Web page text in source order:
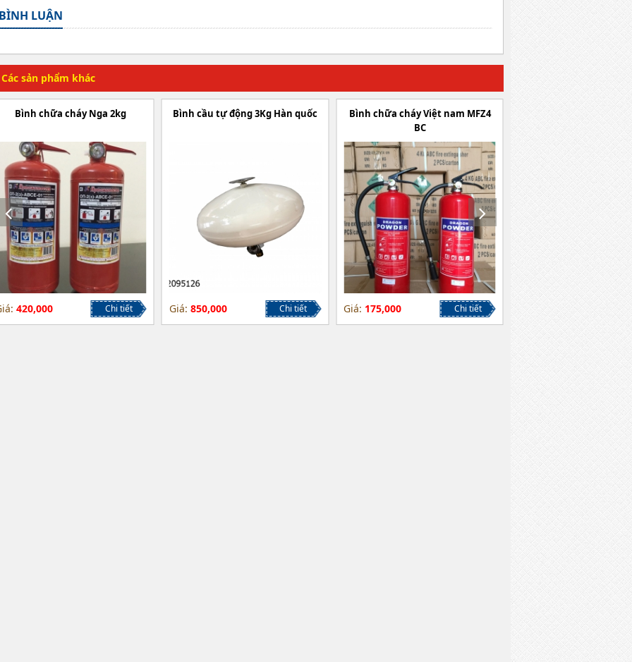
BÌNH LUẬN
Các sản phẩm khác
Bình chữa cháy Nga 2kg
420,000 Chi tiết
Bình cầu tự động 3Kg Hàn quốc
Giá: 850,000 Chi tiết
Bình chữa cháy Việt nam MFZ4
BC
Giá: 175,000 Chi tiết
Bình chữa cháy Việt
Giá: 185,000